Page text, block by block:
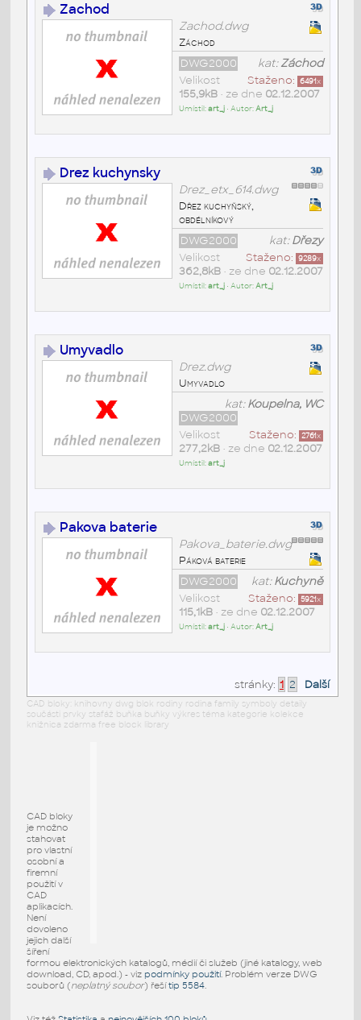
Zachod
Zachod.dwg
Záchod
kat:Záchod
DWG2000
Staženo: 6491x
Velikost
155,9kB• ze dne 02.12.2007
Umístil:art_j• Autor:Art_j
Drez kuchynsky
Drez_etx_614.dwg
Dřez kuchyňský,
obdélníkový
kat:Dřezy
DWG2000
Staženo: 9289x
Velikost
362,8kB• ze dne 02.12.2007
Umístil:art_j• Autor:Art_j
Umyvadlo
Drez.dwg
Umyvadlo
kat:Koupelna, WC
DWG2000
Staženo: 2761x
Velikost
277,2kB• ze dne 02.12.2007
Umístil:art_j
Pakova baterie
Pakova_baterie.dwg
Páková baterie
kat:Kuchyně
DWG2000
Staženo: 5921x
Velikost
115,1kB• ze dne 02.12.2007
Umístil:art_j• Autor:Art_j
stránky: 1 2 Další
CAD bloky: knihovny dwg blok rodiny rodina family symboly detaily
součásti prvky stafáž buňka buňky výkres téma kategorie kolekce
knižnica zdarma free block library
CAD bloky
je možno
stahovat
pro vlastní
osobní a
firemní
použití v
CAD
aplikacích.
Není
dovoleno
jejich další
šíření
formou elektronických katalogů, médií či služeb (jiné katalogy, web
download, CD, apod.) - viz podmínky použití. Problém verze DWG
souborů (neplatný soubor) řešítip 5584.